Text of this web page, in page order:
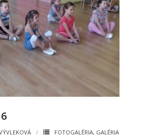
FOTOGALÉRIA, GALÉRIA